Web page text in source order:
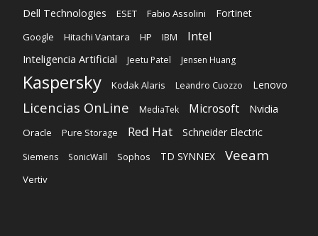
Dell Technologies ESET Fabio Assolini Fortinet
Google Hitachi Vantara HP IBM Intel
Inteligencia Artificial Jeetu Patel Jensen Huang
Kaspersky Kodak Alaris Leandro Cuozzo Lenovo
Licencias OnLine MediaTek Microsoft Nvidia
Oracle Pure Storage Red Hat Schneider Electric
Siemens SonicWall Sophos TD SYNNEX Veeam
Vertiv